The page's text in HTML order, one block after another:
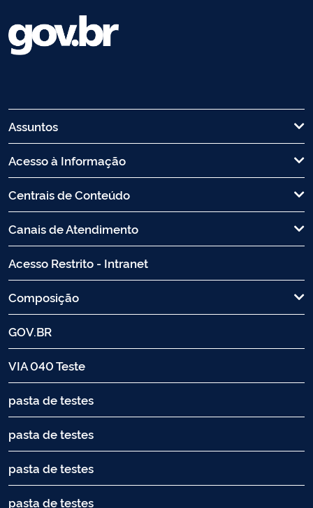
Assuntos
Acesso à Informação
Centrais de Conteúdo
Canais de Atendimento
Acesso Restrito - Intranet
Composição
GOV.BR
VIA 040 Teste
pasta de testes
pasta de testes
pasta de testes
pasta de testes